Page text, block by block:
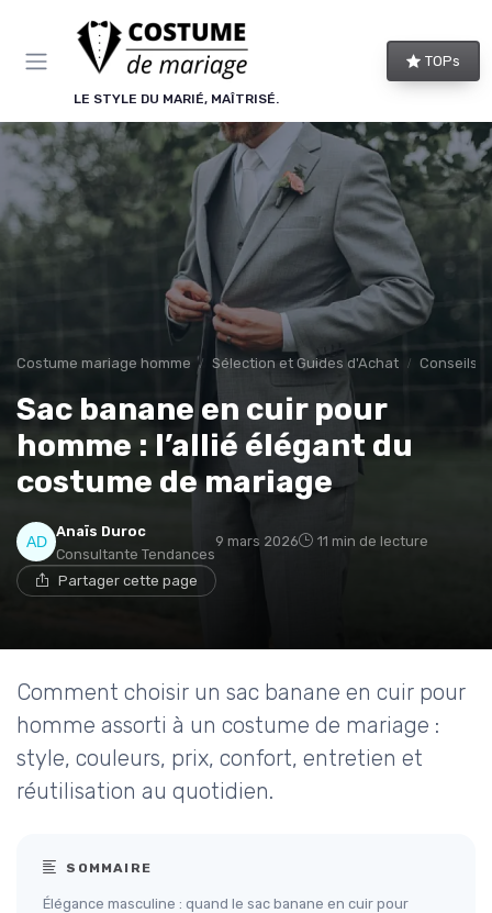
LE STYLE DU MARIÉ, MAÎTRISÉ.
TOPs
Costume mariage homme Sélection et Guides d'Achat Conseils
Sac banane en cuir pour
homme : l’allié élégant du
costume de mariage
Anaïs Duroc
Consultante Tendances
9 mars 2026 11 min de lecture
Partager cette page
Comment choisir un sac banane en cuir pour
homme assorti à un costume de mariage :
style, couleurs, prix, confort, entretien et
réutilisation au quotidien.
SOMMAIRE
Élégance masculine : quand le sac banane en cuir pour